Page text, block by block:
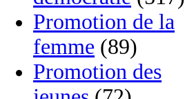
Promotion de la
femme (89)
Promotion des